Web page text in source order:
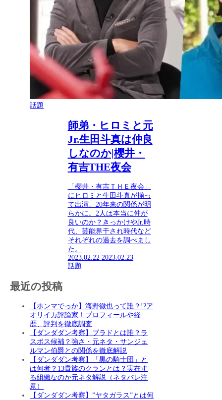
話題
師弟・ヒロミと元
Jr.生田斗真は仲良
しなのか|櫻井・
有吉THE夜会
「櫻井・有吉ＴＨＥ夜会」
にヒロミと生田斗真が揃っ
て出演、20年来の関係が明
らかに。2人は本当に仲が
良いのか？きっかけやJr.時
代、芸能界干され時代など
それぞれの過去を調べまし
た。
2023.02.22 2023.02.23
話題
最近の投稿
【ホンマでっか】海野徹也って誰？!?ア
オリイカ評論家！プロフィールや経
歴、評判を徹底調査
【ダンダダン考察】ブラドとは誰？ラ
スボス候補？強さ・元ネタ・サンジェ
ルマン伯爵との関係を徹底解説
【ダンダダン考察】「黒の騎士団」と
は何者？13貴族のクランとは？実在す
る組織なのか元ネタ解説（ネタバレ注
意）
【ダンダダン考察】”ヤタガラス”とは何